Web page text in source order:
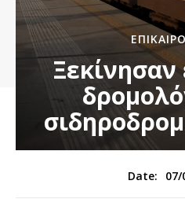
Date: 07/